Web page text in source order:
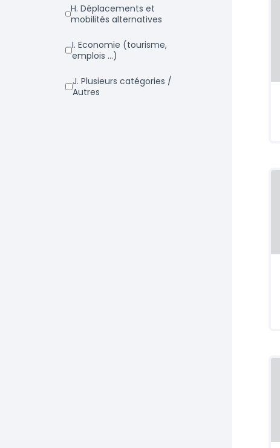
h. Déplacements et
mobilités alternatives
i. Economie (tourisme,
emplois ...)
j. Plusieurs catégories /
Autres